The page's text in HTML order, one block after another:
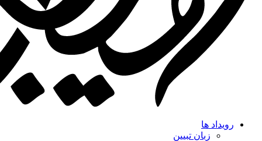
رویداد ها
زبان تبیین